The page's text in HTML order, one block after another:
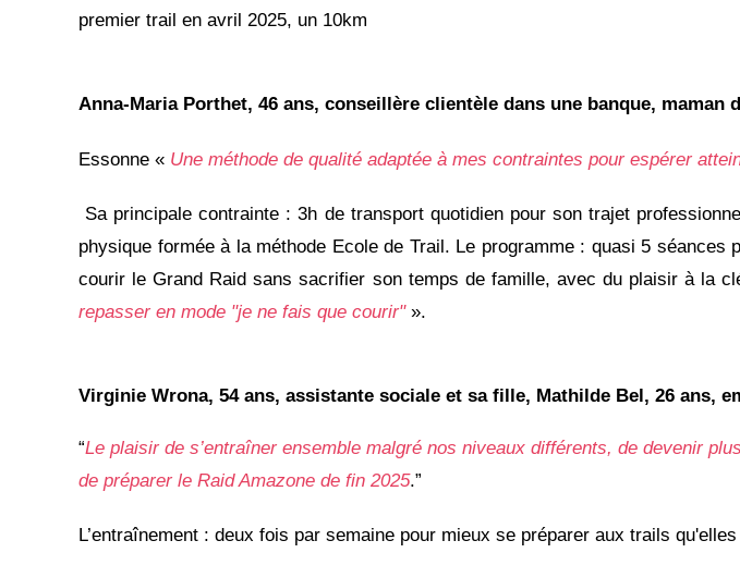
premier trail en avril 2025, un 10km
Anna-Maria Porthet, 46 ans, conseillère clientèle dans une banque, maman
Essonne « Une méthode de qualité adaptée à mes contraintes pour espérer
Sa principale contrainte : 3h de transport quotidien pour son trajet
physique formée à la méthode Ecole de Trail. Le programme : quasi 5
courir le Grand Raid sans sacrifier son temps de famille, avec du plaisir à la
repasser en mode "je ne fais que courir"».
Virginie Wrona, 54 ans, assistante sociale et sa fille, Mathilde Bel, 26 ans,
“Le plaisir de s’entraîner ensemble malgré nos niveaux différents, de devenir
de préparer le Raid Amazone de fin 2025.”
L’entraînement : deux fois par semaine pour mieux se préparer aux trails